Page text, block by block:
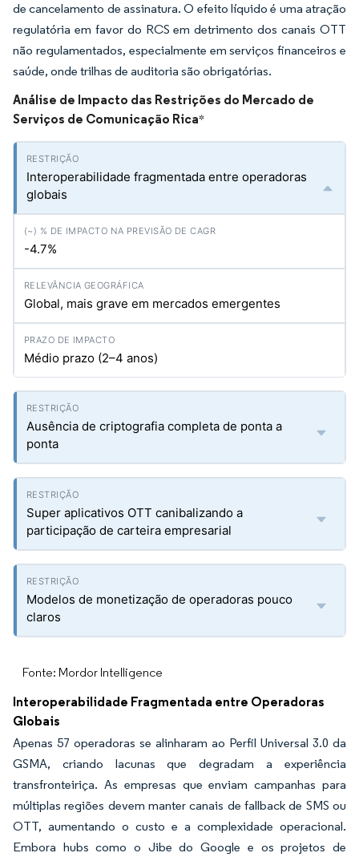
de cancelamento de assinatura. O efeito líquido é uma atração
regulatória em favor do RCS em detrimento dos canais OTT
não regulamentados, especialmente em serviços financeiros e
saúde, onde trilhas de auditoria são obrigatórias.
Análise de Impacto das Restrições do Mercado de
Serviços de Comunicação Rica*
Interoperabilidade fragmentada entre operadoras
globais
-4.7%
Global, mais grave em mercados emergentes
Médio prazo (2–4 anos)
Ausência de criptografia completa de ponta a
ponta
Super aplicativos OTT canibalizando a
participação de carteira empresarial
Modelos de monetização de operadoras pouco
claros
Fonte: Mordor Intelligence
Interoperabilidade Fragmentada entre Operadoras
Globais
Apenas 57 operadoras se alinharam ao Perfil Universal 3.0 da
GSMA, criando lacunas que degradam a experiência
transfronteiriça. As empresas que enviam campanhas para
múltiplas regiões devem manter canais de fallback de SMS ou
OTT, aumentando o custo e a complexidade operacional.
Embora hubs como o Jibe do Google e os projetos de